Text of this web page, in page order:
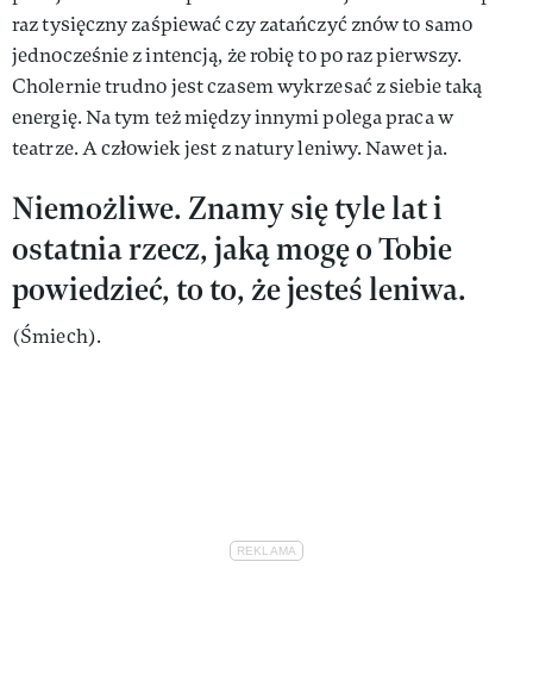
raz tysięczny zaśpiewać czy zatańczyć znów to samo
jednocześnie z intencją, że robię to po raz pierwszy.
Cholernie trudno jest czasem wykrzesać z siebie taką
energię. Na tym też między innymi polega praca w
teatrze. A człowiek jest z natury leniwy. Nawet ja.
Niemożliwe. Znamy się tyle lat i
ostatnia rzecz, jaką mogę o Tobie
powiedzieć, to to, że jesteś leniwa.
(Śmiech).